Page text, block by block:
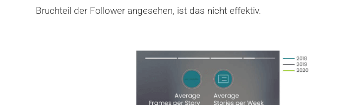
Bruchteil der Follower angesehen, ist das nicht effektiv.